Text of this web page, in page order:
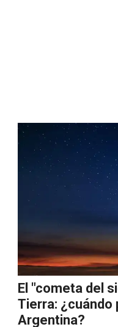
El "cometa del
Tierra: ¿cuándo
Argentina?